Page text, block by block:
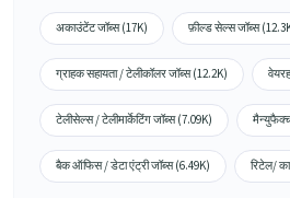
अकाउंटेंट जॉब्स (17K) फ़ील्ड सेल्स जॉब्स
ग्राहक सहायता / टेलीकॉलर जॉब्स (12.2K)
टेलीसेल्स / टेलीमार्केटिंग जॉब्स (7.09K)
बैक ऑफिस / डेटा एंट्री जॉब्स (6.49K) रिटेल/